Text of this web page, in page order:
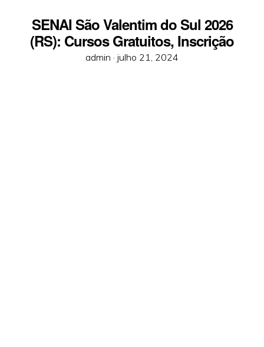
SENAI São Valentim do Sul 2026
(RS): Cursos Gratuitos, Inscrição
admin · Posted
julho 21, 2024